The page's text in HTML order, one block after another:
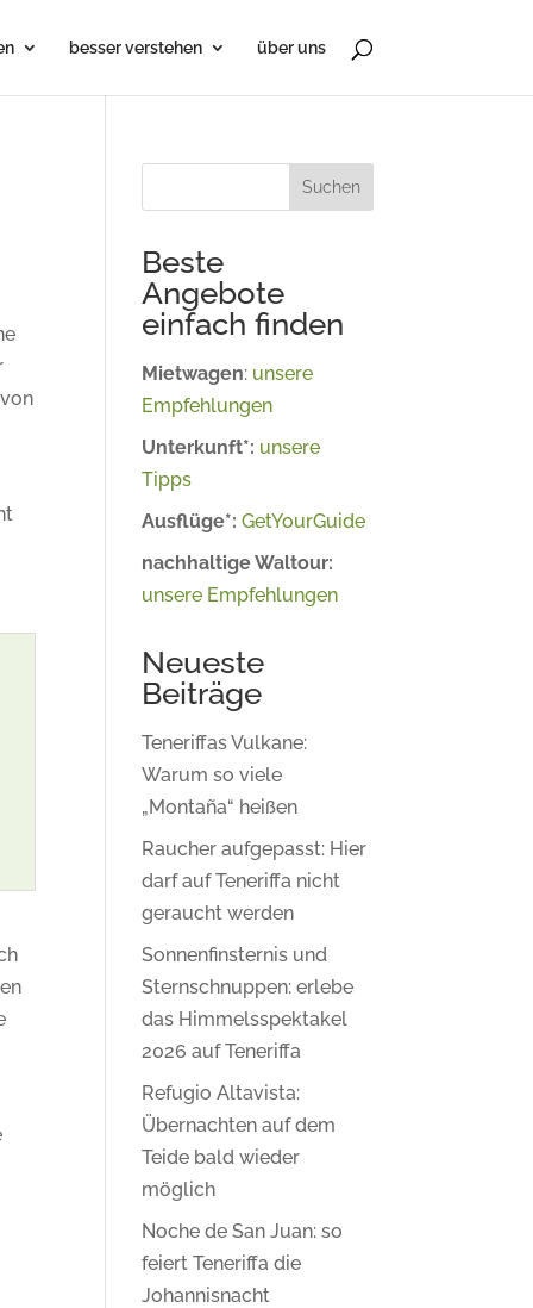
besser verstehen über uns
Suchen
Beste
Angebote
einfach finden
Mietwagen: unsere
Empfehlungen
Unterkunft*: unsere
Tipps
Ausflüge*:GetYourGuide
nachhaltige Waltour:
unsere Empfehlungen
Neueste
Beiträge
Teneriffas Vulkane:
Warum so viele
„Montaña“ heißen
Raucher aufgepasst: Hier
darf auf Teneriffa nicht
geraucht werden
Sonnenfinsternis und
Sternschnuppen: erlebe
das Himmelsspektakel
2026 auf Teneriffa
Refugio Altavista:
Übernachten auf dem
Teide bald wieder
möglich
Noche de San Juan: so
feiert Teneriffa die
Johannisnacht